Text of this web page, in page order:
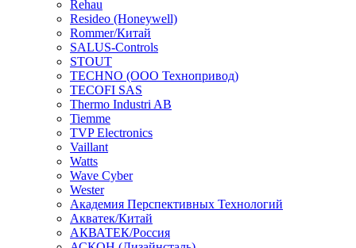
Rehau
Resideo (Honeywell)
Rommer/Китай
SALUS-Controls
STOUT
TECHNO (ООО Технопривод)
TECOFI SAS
Thermo Industri AB
Tiemme
TVP Electronics
Vaillant
Watts
Wave Cyber
Wester
Академия Перспективных Технологий
Акватек/Китай
АКВАТЕК/Россия